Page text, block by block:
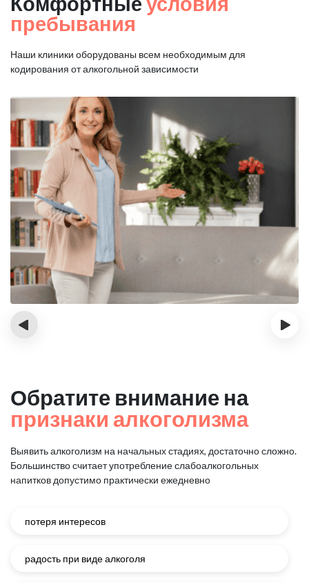
пребывания
Наши клиники оборудованы всем необходимым для
кодирования от алкогольной зависимости
‹ ›
Обратите внимание на
признаки алкоголизма
Выявить алкоголизм на начальных стадиях, достаточно сложно.
Большинство считает употребление слабоалкогольных
напитков допустимо практически ежедневно
потеря интересов
радость при виде алкоголя